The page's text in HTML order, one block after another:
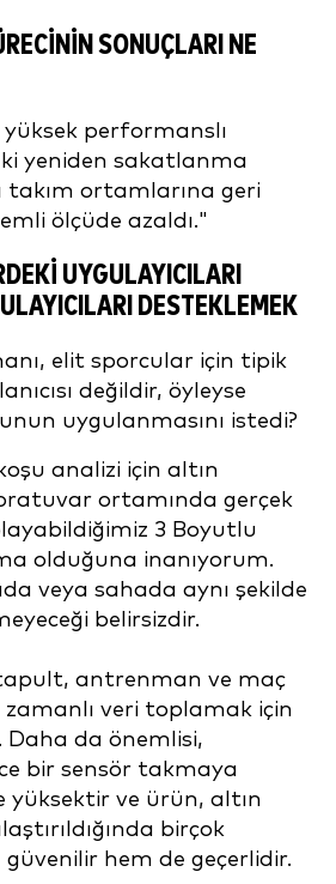
SONUÇLARI NE
performanslı
yeniden sakatlanma
takım ortamlarına geri
ölçüde azaldı."
UYGULAYICILARI
DESTEKLEMEK
elit sporcular için tipik
değildir, öyleyse
uygulanmasını istedi?
analizi için altın
ortamında gerçek
3 Boyutlu
olduğuna inanıyorum.
veya sahada aynı şekilde
belirsizdir.
antrenman ve maç
zamanlı veri toplamak için
Daha da önemlisi,
bir sensör takmaya
yüksektir ve ürün, altın
birçok
hem de geçerlidir.